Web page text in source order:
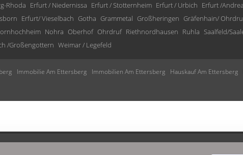
Rhoda Erfurt / Niedernissa Erfurt / Stotternheim Erfurt / Urbich Erfurt /
Erfurt/ Vieselbach Gotha Grammetal Großheringen Gräfenhain/
Nohra Oberhof Ohrdruf Riethnordhausen Ruhla Saalfeld/
/Großengottern Weimar / Legefeld
Immobilie Am Ettersberg Immobilien Am Ettersberg Hauskauf Am Ettersberg